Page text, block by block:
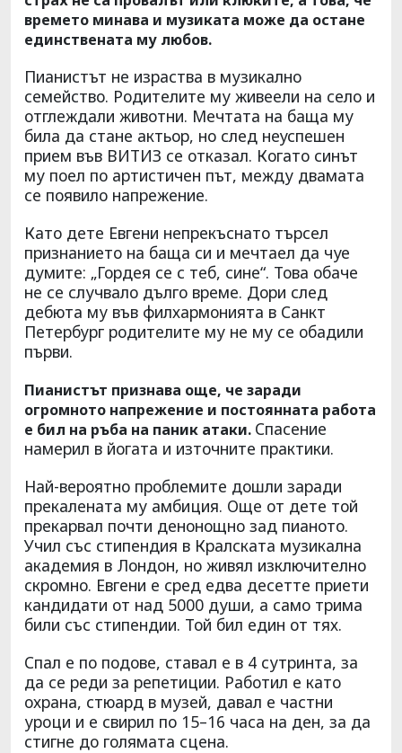
времето минава и музиката може да остане
единствената му любов.
Пианистът не израства в музикално
семейство. Родителите му живеели на село и
отглеждали животни. Мечтата на баща му
била да стане актьор, но след неуспешен
прием във ВИТИЗ се отказал. Когато синът
му поел по артистичен път, между двамата
се появило напрежение.
Като дете Евгени непрекъснато търсел
признанието на баща си и мечтаел да чуе
думите: „Гордея се с теб, сине“. Това обаче
не се случвало дълго време. Дори след
дебюта му във филхармонията в Санкт
Петербург родителите му не му се обадили
първи.
Пианистът признава още, че заради
огромното напрежение и постоянната работа
е бил на ръба на паник атаки. Спасение
намерил в йогата и източните практики.
Най-вероятно проблемите дошли заради
прекалената му амбиция. Още от дете той
прекарвал почти денонощно зад пианото.
Учил със стипендия в Кралската музикална
академия в Лондон, но живял изключително
скромно. Евгени е сред едва десетте приети
кандидати от над 5000 души, а само трима
били със стипендии. Той бил един от тях.
Спал е по подове, ставал е в 4 сутринта, за
да се реди за репетиции. Работил е като
охрана, стюард в музей, давал е частни
уроци и е свирил по 15–16 часа на ден, за да
стигне до голямата сцена.